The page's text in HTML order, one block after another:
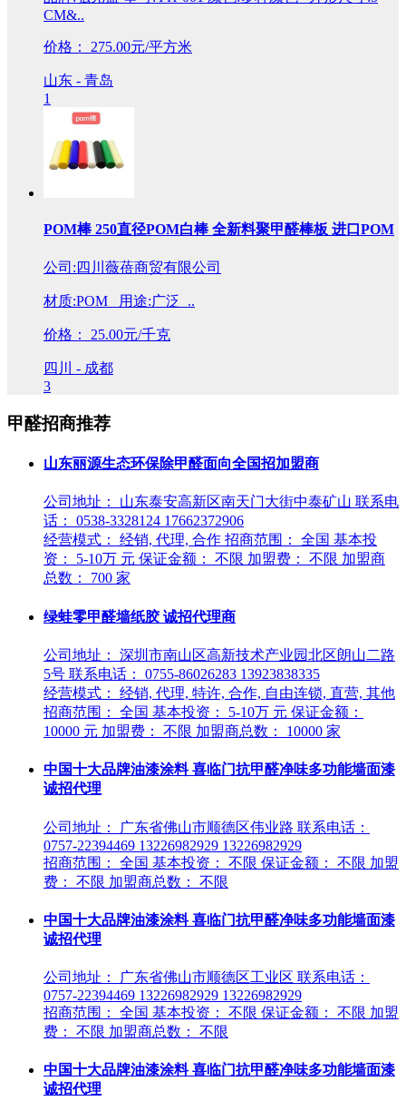
CM&..
价格： 275.00元/平方米
山东 - 青岛
1
POM棒 250直径POM白棒 全新料聚甲醛棒板 进口POM
公司:四川薇蓓商贸有限公司
材质:POM 用途:广泛 ..
价格： 25.00元/千克
四川 - 成都
3
甲醛招商推荐
山东丽源生态环保除甲醛面向全国招加盟商
公司地址： 山东泰安高新区南天门大街中泰矿山 联系电
话： 0538-3328124 17662372906
经营模式： 经销, 代理, 合作 招商范围： 全国 基本投
资： 5-10万 元 保证金额： 不限 加盟费： 不限 加盟商
总数： 700 家
绿蛙零甲醛墙纸胶 诚招代理商
公司地址： 深圳市南山区高新技术产业园北区朗山二路
5号 联系电话： 0755-86026283 13923838335
经营模式： 经销, 代理, 特许, 合作, 自由连锁, 直营, 其他
招商范围： 全国 基本投资： 5-10万 元 保证金额：
10000 元 加盟费： 不限 加盟商总数： 10000 家
中国十大品牌油漆涂料 喜临门抗甲醛净味多功能墙面漆
诚招代理
公司地址： 广东省佛山市顺德区伟业路 联系电话：
0757-22394469 13226982929 13226982929
招商范围： 全国 基本投资： 不限 保证金额： 不限 加盟
费： 不限 加盟商总数： 不限
中国十大品牌油漆涂料 喜临门抗甲醛净味多功能墙面漆
诚招代理
公司地址： 广东省佛山市顺德区工业区 联系电话：
0757-22394469 13226982929 13226982929
招商范围： 全国 基本投资： 不限 保证金额： 不限 加盟
费： 不限 加盟商总数： 不限
中国十大品牌油漆涂料 喜临门抗甲醛净味多功能墙面漆
诚招代理